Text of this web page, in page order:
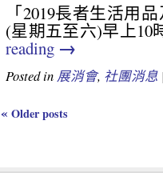
「2019長者生活用
(星期五至六)早上
reading →
Posted in 展消會, 社團消息
« Older posts